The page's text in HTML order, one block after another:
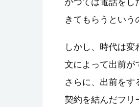
きてもらうという
しかし、時代は
文によって出前が
さらに、出前を
契約を結んだフリ